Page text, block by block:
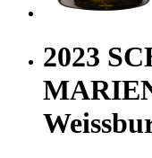
2023